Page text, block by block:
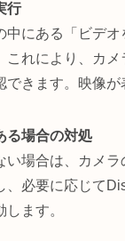
行
中にある「ビデ
これにより、カ
できます。映像が
る場合の対処
い場合は、カメラ
、必要に応じて
ます。